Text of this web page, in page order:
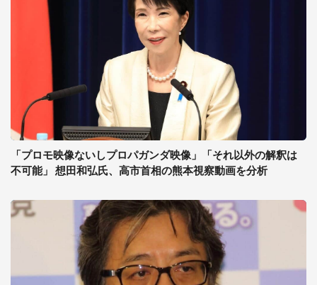
「プロモ映像ないしプロパガンダ映像」「それ以外の解釈は
不可能」 想田和弘氏、高市首相の熊本視察動画を分析